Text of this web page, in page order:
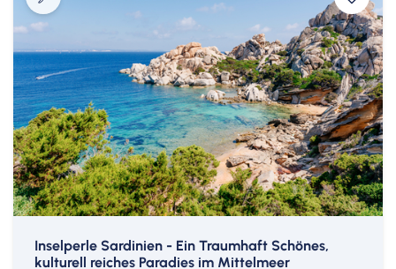
Inselperle Sardinien - Ein Traumhaft Schönes,
kulturell reiches Paradies im Mittelmeer